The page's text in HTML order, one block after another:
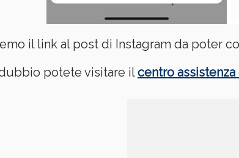
il link al post di Instagram da poter
potete visitare ilcentro